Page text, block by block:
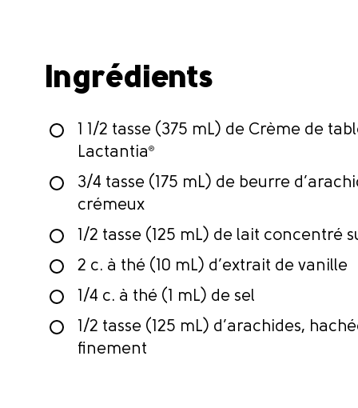
Ingrédients
1 1/2 tasse (375 mL) de Crème de
Lactantia®
3/4 tasse (175 mL) de beurre
crémeux
1/2 tasse (125 mL) de lait concentré
2 c. à thé (10 mL) d’extrait de vanille
1/4 c. à thé (1 mL) de sel
1/2 tasse (125 mL) d’arachides,
finement